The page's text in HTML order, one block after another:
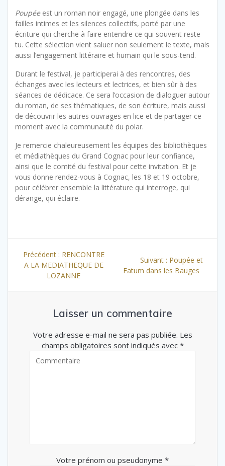
Poupéeest un roman noir engagé, une plongée dans les
failles intimes et les silences collectifs, porté par une
écriture qui cherche à faire entendre ce qui souvent reste
tu. Cette sélection vient saluer non seulement le texte, mais
aussi l’engagement littéraire et humain qui le sous-tend.
Durant le festival, je participerai à des rencontres, des
échanges avec les lecteurs et lectrices, et bien sûr à des
séances de dédicace. Ce sera l’occasion de dialoguer autour
du roman, de ses thématiques, de son écriture, mais aussi
de découvrir les autres ouvrages en lice et de partager ce
moment avec la communauté du polar.
Je remercie chaleureusement les équipes des bibliothèques
et médiathèques du Grand Cognac pour leur confiance,
ainsi que le comité du festival pour cette invitation. Et je
vous donne rendez-vous à Cognac, les 18 et 19 octobre,
pour célébrer ensemble la littérature qui interroge, qui
dérange, qui éclaire.
Précédent : Article
précédent
:
RENCONTRE
A LA MEDIATHEQUE DE
LOZANNE
Suivant : Article
suivant
Poupée et
Fatum dans les Bauges
Laisser un commentaire
Votre adresse e-mail ne sera pas publiée. Les
champs obligatoires sont indiqués avec *
Votre prénom ou pseudonyme *